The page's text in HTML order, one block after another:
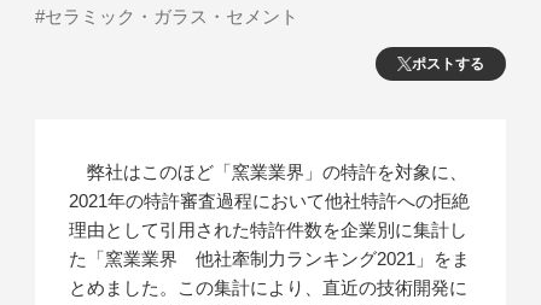
ポストする
#セラミック・ガラス・セメント
弊社はこのほど「窯業業界」の特許を対象に、
2021年の特許審査過程において他社特許への拒絶
理由として引用された特許件数を企業別に集計し
た「窯業業界 他社牽制力ランキング2021」をま
とめました。この集計により、直近の技術開発に